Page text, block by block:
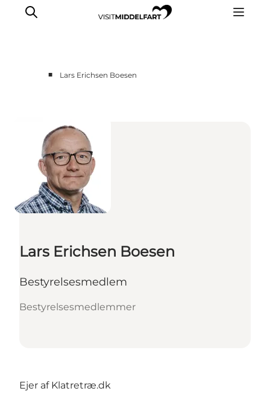
Overnatning
Det Sker
Book oplevelse
Møde og Konference
■ Lars Erichsen Boesen
Lars Erichsen Boesen
Bestyrelsesmedlem
Bestyrelsesmedlemmer
Ejer af Klatretræ.dk